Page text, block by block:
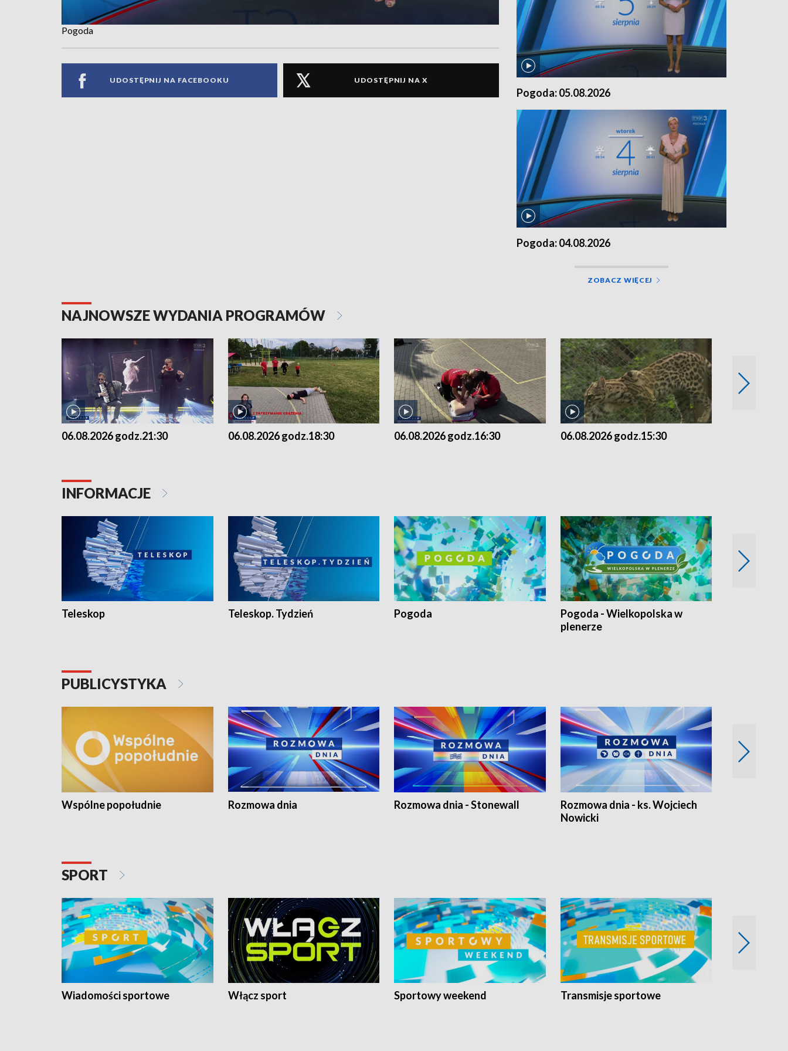
Pogoda
UDOSTĘPNIJ NA FACEBOOKU UDOSTĘPNIJ NA X
Pogoda: 05.08.2026
Pogoda: 04.08.2026
ZOBACZ WIĘCEJ
NAJNOWSZE WYDANIA PROGRAMÓW
06.08.2026 godz.21:30 06.08.2026 godz.18:30 06.08.2026 godz.16:30 06.08.2026 godz.15:30
INFORMACJE
Teleskop Teleskop. Tydzień Pogoda
Pogoda - Wielkopolska w
plenerze
PUBLICYSTYKA
Wspólne popołudnie Rozmowa dnia Rozmowa dnia - Stonewall
Rozmowa dnia - ks. Wojciech
Nowicki
SPORT
Wiadomości sportowe Włącz sport Sportowy weekend Transmisje sportowe